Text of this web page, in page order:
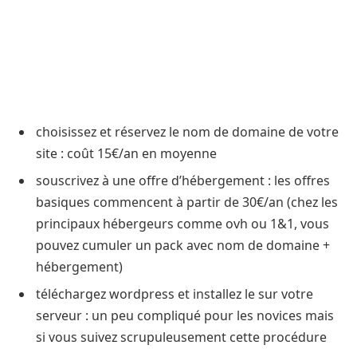
choisissez et réservez le nom de domaine de votre
site : coût 15€/an en moyenne
souscrivez à une offre d’hébergement : les offres
basiques commencent à partir de 30€/an (chez les
principaux hébergeurs comme ovh ou 1&1, vous
pouvez cumuler un pack avec nom de domaine +
hébergement)
téléchargez wordpress et installez le sur votre
serveur : un peu compliqué pour les novices mais
si vous suivez scrupuleusement cette procédure